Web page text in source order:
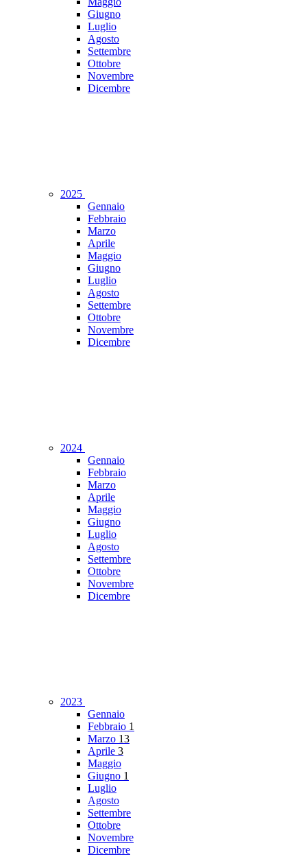
Giugno
Luglio
Agosto
Settembre
Ottobre
Novembre
Dicembre
2025
Gennaio
Febbraio
Marzo
Aprile
Maggio
Giugno
Luglio
Agosto
Settembre
Ottobre
Novembre
Dicembre
2024
Gennaio
Febbraio
Marzo
Aprile
Maggio
Giugno
Luglio
Agosto
Settembre
Ottobre
Novembre
Dicembre
2023
Gennaio
Febbraio 1
Marzo 13
Aprile 3
Maggio
Giugno 1
Luglio
Agosto
Settembre
Ottobre
Novembre
Dicembre